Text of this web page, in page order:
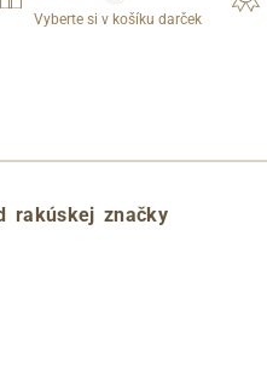
Vyberte si v košíku darček
rakúskej značky